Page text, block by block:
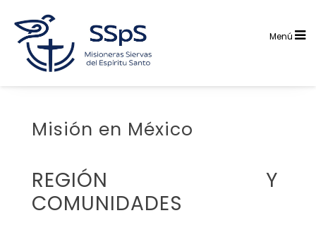
contenido
Menú
Misión en México
REGIÓN Y
COMUNIDADES